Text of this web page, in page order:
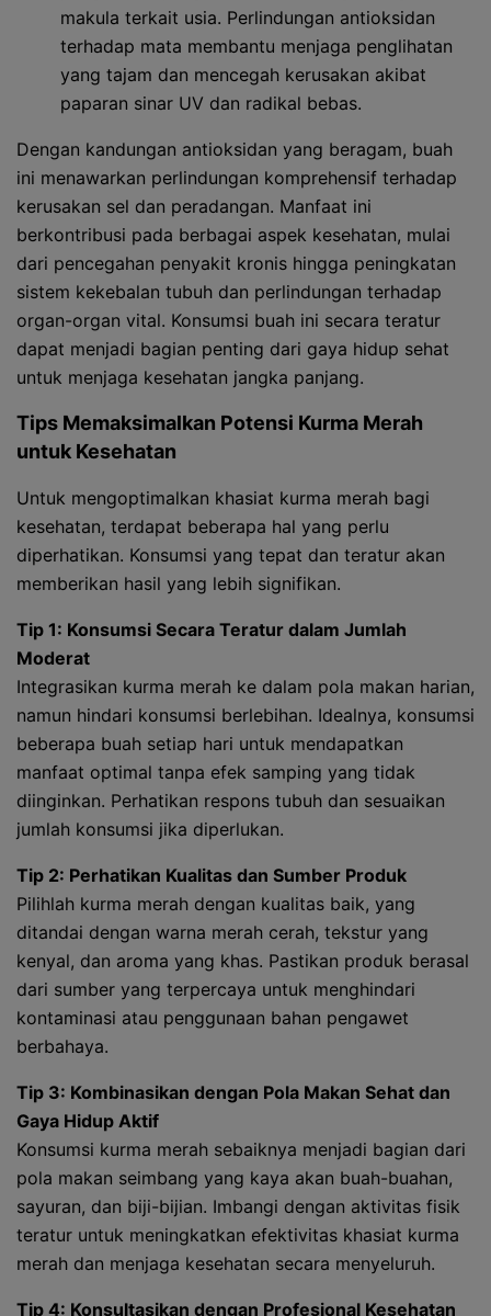
makula terkait usia. Perlindungan antioksidan
terhadap mata membantu menjaga penglihatan
yang tajam dan mencegah kerusakan akibat
paparan sinar UV dan radikal bebas.
Dengan kandungan antioksidan yang beragam, buah
ini menawarkan perlindungan komprehensif terhadap
kerusakan sel dan peradangan. Manfaat ini
berkontribusi pada berbagai aspek kesehatan, mulai
dari pencegahan penyakit kronis hingga peningkatan
sistem kekebalan tubuh dan perlindungan terhadap
organ-organ vital. Konsumsi buah ini secara teratur
dapat menjadi bagian penting dari gaya hidup sehat
untuk menjaga kesehatan jangka panjang.
Tips Memaksimalkan Potensi Kurma Merah
untuk Kesehatan
Untuk mengoptimalkan khasiat kurma merah bagi
kesehatan, terdapat beberapa hal yang perlu
diperhatikan. Konsumsi yang tepat dan teratur akan
memberikan hasil yang lebih signifikan.
Tip 1: Konsumsi Secara Teratur dalam Jumlah
Moderat
Integrasikan kurma merah ke dalam pola makan harian,
namun hindari konsumsi berlebihan. Idealnya, konsumsi
beberapa buah setiap hari untuk mendapatkan
manfaat optimal tanpa efek samping yang tidak
diinginkan. Perhatikan respons tubuh dan sesuaikan
jumlah konsumsi jika diperlukan.
Tip 2: Perhatikan Kualitas dan Sumber Produk
Pilihlah kurma merah dengan kualitas baik, yang
ditandai dengan warna merah cerah, tekstur yang
kenyal, dan aroma yang khas. Pastikan produk berasal
dari sumber yang terpercaya untuk menghindari
kontaminasi atau penggunaan bahan pengawet
berbahaya.
Tip 3: Kombinasikan dengan Pola Makan Sehat dan
Gaya Hidup Aktif
Konsumsi kurma merah sebaiknya menjadi bagian dari
pola makan seimbang yang kaya akan buah-buahan,
sayuran, dan biji-bijian. Imbangi dengan aktivitas fisik
teratur untuk meningkatkan efektivitas khasiat kurma
merah dan menjaga kesehatan secara menyeluruh.
Tip 4: Konsultasikan dengan Profesional Kesehatan